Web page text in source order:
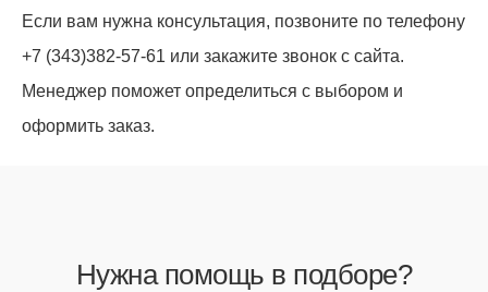
Если вам нужна консультация, позвоните по телефону
+7 (343)382-57-61 или закажите звонок с сайта.
Менеджер поможет определиться с выбором и
оформить заказ.
Нужна помощь в подборе?